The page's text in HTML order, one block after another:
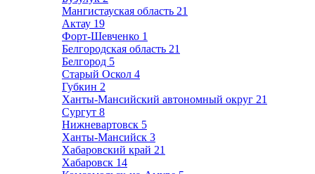
Мангистауская область 21
Актау 19
Форт-Шевченко 1
Белгородская область 21
Белгород 5
Старый Оскол 4
Губкин 2
Ханты-Мансийский автономный округ 21
Сургут 8
Нижневартовск 5
Ханты-Мансийск 3
Хабаровский край 21
Хабаровск 14